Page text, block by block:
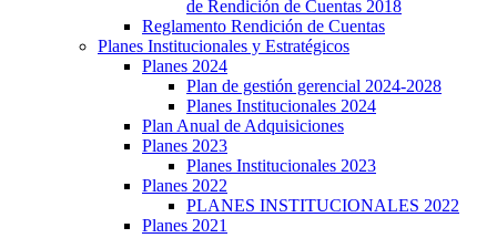
de Rendición de Cuentas 2018
Reglamento Rendición de Cuentas
Planes Institucionales y Estratégicos
Planes 2024
Plan de gestión gerencial 2024-2028
Planes Institucionales 2024
Plan Anual de Adquisiciones
Planes 2023
Planes Institucionales 2023
Planes 2022
PLANES INSTITUCIONALES 2022
Planes 2021